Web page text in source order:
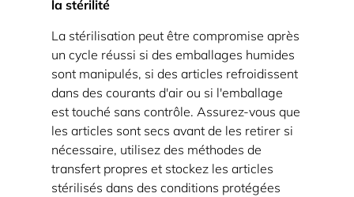
la stérilité
La stérilisation peut être compromise après
un cycle réussi si des emballages humides
sont manipulés, si des articles refroidissent
dans des courants d'air ou si l'emballage
est touché sans contrôle. Assurez-vous que
les articles sont secs avant de les retirer si
nécessaire, utilisez des méthodes de
transfert propres et stockez les articles
stérilisés dans des conditions protégées